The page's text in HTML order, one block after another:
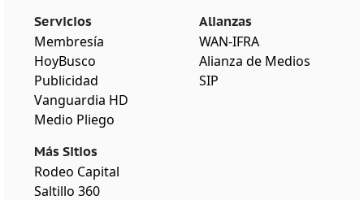
Servicios
Membresía
HoyBusco
Publicidad
Vanguardia HD
Medio Pliego
Más Sitios
Rodeo Capital
Saltillo 360
Alianzas
WAN-IFRA
Alianza de Medios
SIP